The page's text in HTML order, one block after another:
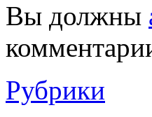
Вы должны
Рубрики